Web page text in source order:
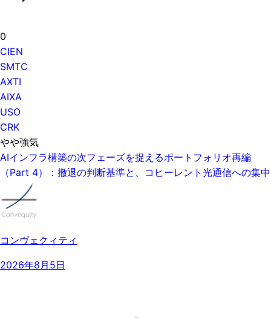
0
CIEN
SMTC
AXTI
AIXA
USO
CRK
やや強気
AIインフラ構築の次フェーズを捉えるポートフォリオ再編
（Part 4）：撤退の判断基準と、コヒーレント光通信への集中
コンヴェクィティ
2026年8月5日